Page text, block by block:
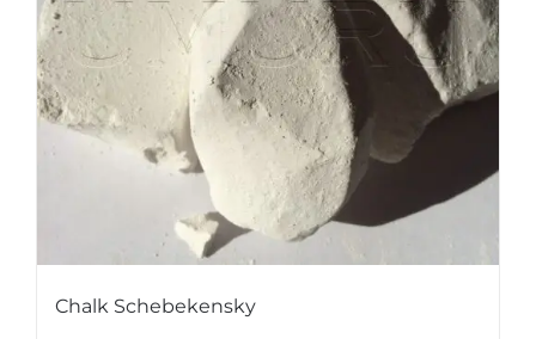
Chalk Schebekensky